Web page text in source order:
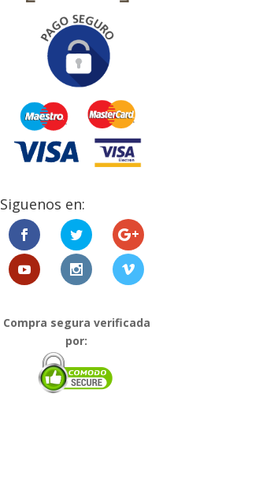
Siguenos en:
Compra segura verificada
por: